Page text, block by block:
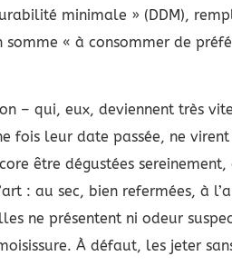
minimale » (DDM),
somme « à consommer de
– qui, eux, deviennent très
fois leur date passée, ne virent
être dégustées
: au sec, bien refermées, à
ne présentent ni odeur
À défaut, les jeter